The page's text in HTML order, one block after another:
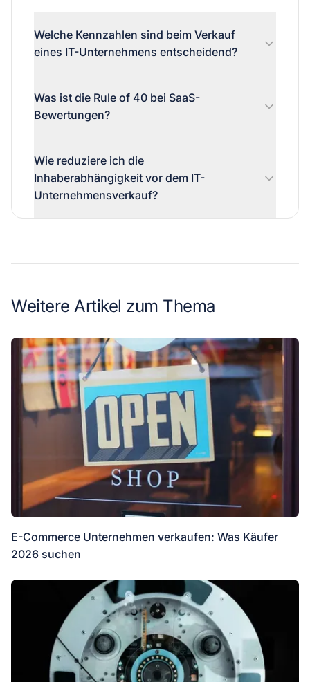
Welche Kennzahlen sind beim Verkauf
eines IT-Unternehmens entscheidend?
Was ist die Rule of 40 bei SaaS-
Bewertungen?
Wie reduziere ich die
Inhaberabhängigkeit vor dem IT-
Unternehmensverkauf?
Weitere Artikel zum Thema
E-Commerce Unternehmen verkaufen: Was Käufer
2026 suchen